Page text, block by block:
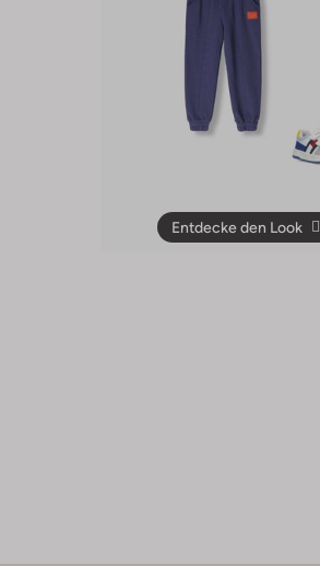
Entdecke den Look